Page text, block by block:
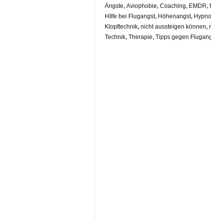
Ängste, Aviophobie, Coaching, EMDR,
HIlfe bei Flugangst, Höhenangst,
Klopftechnik, nicht aussteigen können,
Technik, Therapie, Tipps gegen